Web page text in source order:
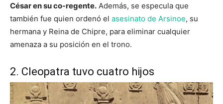
César en su co-regente. Además, se especula que
también fue quien ordenó el asesinato de Arsinoe, su
hermana y Reina de Chipre, para eliminar cualquier
amenaza a su posición en el trono.
2. Cleopatra tuvo cuatro hijos